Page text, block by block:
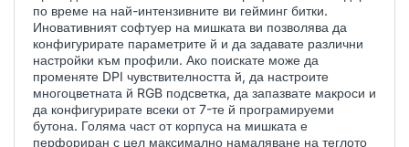
по време на най-интензивните ви гейминг битки.
Иновативният софтуер на мишката ви позволява да
конфигурирате параметрите й и да задавате различни
настройки към профили. Ако поискате може да
променяте DPI чувствителността й, да настроите
многоцветната й RGB подсветка, да запазвате макроси и
да конфигурирате всеки от 7-те й програмируеми
бутона. Голяма част от корпуса на мишката е
перфориран с цел максимално намаляване на теглото